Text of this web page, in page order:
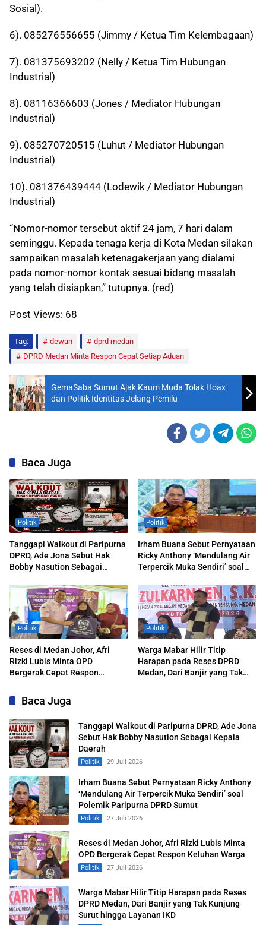
Sosial).
6). 085276556655 (Jimmy / Ketua Tim Kelembagaan)
7). 081375693202 (Nelly / Ketua Tim Hubungan
Industrial)
8). 08116366603 (Jones / Mediator Hubungan
Industrial)
9). 085270720515 (Luhut / Mediator Hubungan
Industrial)
10). 081376439444 (Lodewik / Mediator Hubungan
Industrial)
“Nomor-nomor tersebut aktif 24 jam, 7 hari dalam
seminggu. Kepada tenaga kerja di Kota Medan silakan
sampaikan masalah ketenagakerjaan yang dialami
pada nomor-nomor kontak sesuai bidang masalah
yang telah disiapkan,” tutupnya. (red)
Post Views: 68
Tag: dewan
dprd medan
DPRD Medan Minta Respon Cepat Setiap Aduan
GemaSaba Sumut Ajak Kaum Muda Tolak Hoax
dan Politik Identitas Jelang Pemilu
Baca Juga
Politik
Tanggapi Walkout di Paripurna
DPRD, Ade Jona Sebut Hak
Bobby Nasution Sebagai
Politik
Irham Buana Sebut Pernyataan
Ricky Anthony ‘Mendulang Air
Terpercik Muka Sendiri’ soal
Sumut
Politik
Reses di Medan Johor, Afri
Rizki Lubis Minta OPD
Bergerak Cepat Respon
Politik
Warga Mabar Hilir Titip
Harapan pada Reses DPRD
Medan, Dari Banjir yang Tak
Baca Juga
Tanggapi Walkout di Paripurna DPRD, Ade Jona
Sebut Hak Bobby Nasution Sebagai Kepala
Daerah
Politik 29 Juli 2026
Irham Buana Sebut Pernyataan Ricky Anthony
‘Mendulang Air Terpercik Muka Sendiri’ soal
Polemik Paripurna DPRD Sumut
Politik 27 Juli 2026
Reses di Medan Johor, Afri Rizki Lubis Minta
OPD Bergerak Cepat Respon Keluhan Warga
Politik 27 Juli 2026
Warga Mabar Hilir Titip Harapan pada Reses
DPRD Medan, Dari Banjir yang Tak Kunjung
Surut hingga Layanan IKD